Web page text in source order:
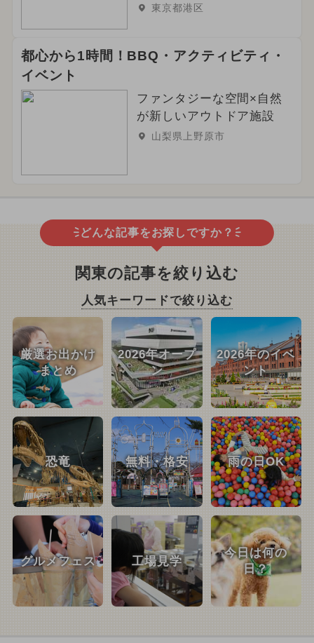
東京都港区
都心から1時間！BBQ・アクティビティ・
イベント
ファンタジーな空間×自然
が新しいアウトドア施設
山梨県上野原市
どんな記事をお探しですか？
関東の記事を絞り込む
人気キーワードで絞り込む
厳選お出かけ
まとめ
2026年オープ
ン
2026年のイベ
ント
恐竜 無料・格安 雨の日OK
グルメフェス 工場見学
今日は何の
日？